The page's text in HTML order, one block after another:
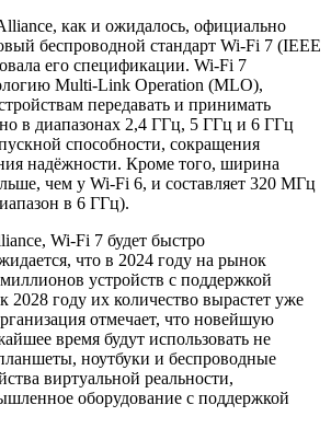
как и ожидалось, официально
беспроводной стандарт Wi-Fi 7 (IEEE
его спецификации. Wi-Fi 7
Multi-Link Operation (MLO),
передавать и принимать
в диапазонах 2,4 ГГц, 5 ГГц и 6 ГГц
способности, сокращения
надёжности. Кроме того, ширина
чем у Wi-Fi 6, и составляет 320 МГц
в 6 ГГц).
Wi-Fi 7 будет быстро
что в 2024 году на рынок
устройств с поддержкой
2028 году их количество вырастет уже
отмечает, что новейшую
время будут использовать не
ноутбуки и беспроводные
виртуальной реальности,
оборудование с поддержкой